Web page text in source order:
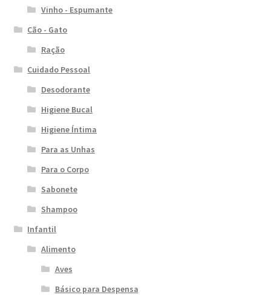
Vinho - Espumante
Cão - Gato
Ração
Cuidado Pessoal
Desodorante
Higiene Bucal
Higiene Íntima
Para as Unhas
Para o Corpo
Sabonete
Shampoo
Infantil
Alimento
Aves
Básico para Despensa